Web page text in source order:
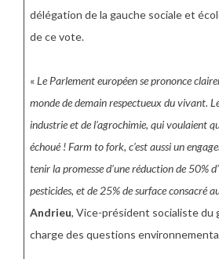
délégation de la gauche sociale et
de ce vote.
«Le Parlement européen se prononce
monde de demain respectueux du vivant.
industrie et de l’agrochimie, qui voulaient
échoué ! Farm to fork, c’est aussi un
tenir la promesse d’une réduction de 50%
pesticides, et de 25% de surface consacré
Andrieu, Vice-président socialiste du
charge des questions